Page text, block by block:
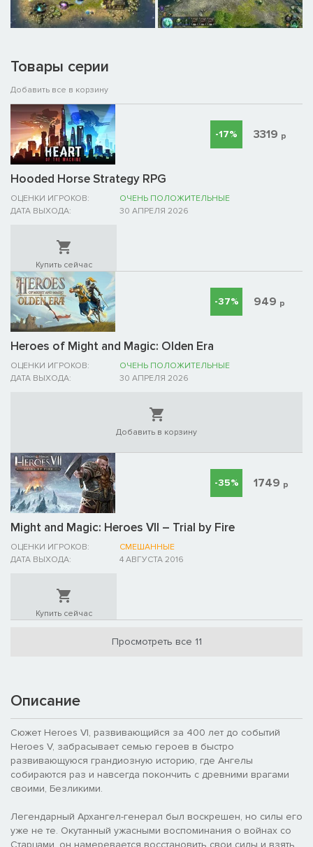
Товары серии
Добавить все в корзину
Hooded Horse Strategy RPG
ОЦЕНКИ ИГРОКОВ:
ОЧЕНЬ ПОЛОЖИТЕЛЬНЫЕ
ДАТА ВЫХОДА:
30 АПРЕЛЯ 2026
-17% 3319 р
Купить сейчас
Heroes of Might and Magic: Olden Era
ОЦЕНКИ ИГРОКОВ:
ОЧЕНЬ ПОЛОЖИТЕЛЬНЫЕ
ДАТА ВЫХОДА:
30 АПРЕЛЯ 2026
-37% 949 р
Добавить в корзину
Might and Magic: Heroes VII – Trial by Fire
ОЦЕНКИ ИГРОКОВ:
СМЕШАННЫЕ
ДАТА ВЫХОДА:
4 АВГУСТА 2016
-35% 1749 р
Купить сейчас
Просмотреть все 11
Описание
Сюжет Heroes VI, развивающийся за 400 лет до событий
Heroes V, забрасывает семью героев в быстро
развивающуюся грандиозную историю, где Ангелы
собираются раз и навсегда покончить с древними врагами
своими, Безликими.
Легендарный Архангел-генерал был воскрешен, но силы его
уже не те. Окутанный ужасными воспоминания о войнах со
Старцами, он намеревается восстановить свои силы и взять